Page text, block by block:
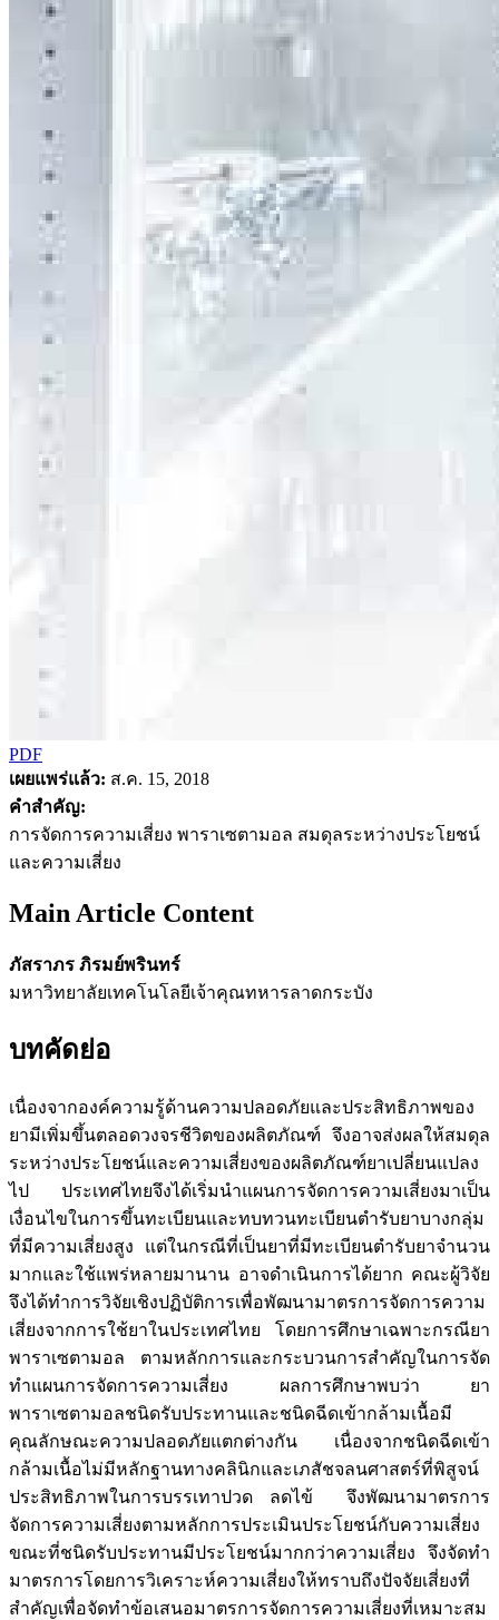
PDF
เผยแพร่แล้ว: ส.ค. 15, 2018
คำสำคัญ:
การจัดการความเสี่ยง พาราเซตามอล สมดุลระหว่างประโยชน์
และความเสี่ยง
Main Article Content
ภัสราภร ภิรมย์พรินทร์
มหาวิทยาลัยเทคโนโลยีเจ้าคุณทหารลาดกระบัง
บทคัดย่อ
เนื่องจากองค์ความรู้ด้านความปลอดภัยและประสิทธิภาพของ
ยามีเพิ่มขึ้นตลอดวงจรชีวิตของผลิตภัณฑ์ จึงอาจส่งผลให้สมดุล
ระหว่างประโยชน์และความเสี่ยงของผลิตภัณฑ์ยาเปลี่ยนแปลง
ไป ประเทศไทยจึงได้เริ่มนำแผนการจัดการความเสี่ยงมาเป็น
เงื่อนไขในการขึ้นทะเบียนและทบทวนทะเบียนตำรับยาบางกลุ่ม
ที่มีความเสี่ยงสูง แต่ในกรณีที่เป็นยาที่มีทะเบียนตำรับยาจำนวน
มากและใช้แพร่หลายมานาน อาจดำเนินการได้ยาก คณะผู้วิจัย
จึงได้ทำการวิจัยเชิงปฏิบัติการเพื่อพัฒนามาตรการจัดการความ
เสี่ยงจากการใช้ยาในประเทศไทย โดยการศึกษาเฉพาะกรณียา
พาราเซตามอล ตามหลักการและกระบวนการสำคัญในการจัด
ทำแผนการจัดการความเสี่ยง ผลการศึกษาพบว่า ยา
พาราเซตามอลชนิดรับประทานและชนิดฉีดเข้ากล้ามเนื้อมี
คุณลักษณะความปลอดภัยแตกต่างกัน เนื่องจากชนิดฉีดเข้า
กล้ามเนื้อไม่มีหลักฐานทางคลินิกและเภสัชจลนศาสตร์ที่พิสูจน์
ประสิทธิภาพในการบรรเทาปวด ลดไข้ จึงพัฒนามาตรการ
จัดการความเสี่ยงตามหลักการประเมินประโยชน์กับความเสี่ยง
ขณะที่ชนิดรับประทานมีประโยชน์มากกว่าความเสี่ยง จึงจัดทำ
มาตรการโดยการวิเคราะห์ความเสี่ยงให้ทราบถึงปัจจัยเสี่ยงที่
สำคัญเพื่อจัดทำข้อเสนอมาตรการจัดการความเสี่ยงที่เหมาะสม